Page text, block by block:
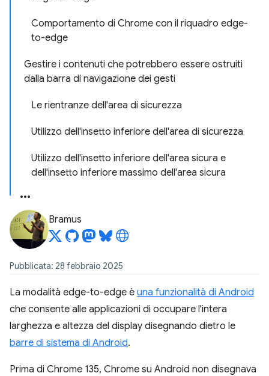
Comportamento di Chrome con il riquadro edge-
to-edge
Gestire i contenuti che potrebbero essere ostruiti
dalla barra di navigazione dei gesti
Le rientranze dell'area di sicurezza
Utilizzo dell'insetto inferiore dell'area di sicurezza
Utilizzo dell'insetto inferiore dell'area sicura e
dell'insetto inferiore massimo dell'area sicura
Bramus
Pubblicata: 28 febbraio 2025
La modalità edge-to-edge è una funzionalità di Android
che consente alle applicazioni di occupare l'intera
larghezza e altezza del display disegnando dietro le
barre di sistema di Android.
Prima di Chrome 135, Chrome su Android non disegnava